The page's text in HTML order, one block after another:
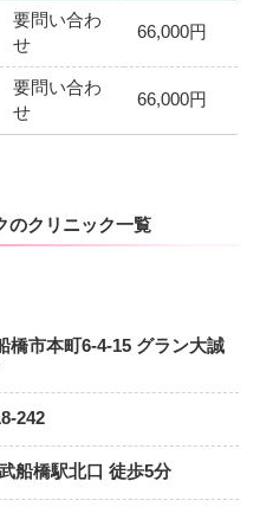
要問い合わ
せ
66,000円
要問い合わ
せ
66,000円
のクリニック一覧
橋市本町6-4-15 グラン大誠
242
船橋駅北口 徒歩5分